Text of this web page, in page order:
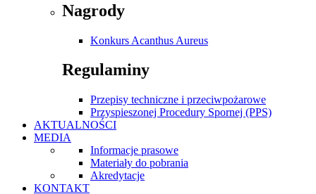
Nagrody
Konkurs Acanthus Aureus
Regulaminy
Przepisy techniczne i przeciwpożarowe
Przyspieszonej Procedury Spornej (PPS)
AKTUALNOŚCI
MEDIA
Informacje prasowe
Materiały do pobrania
Akredytacje
KONTAKT